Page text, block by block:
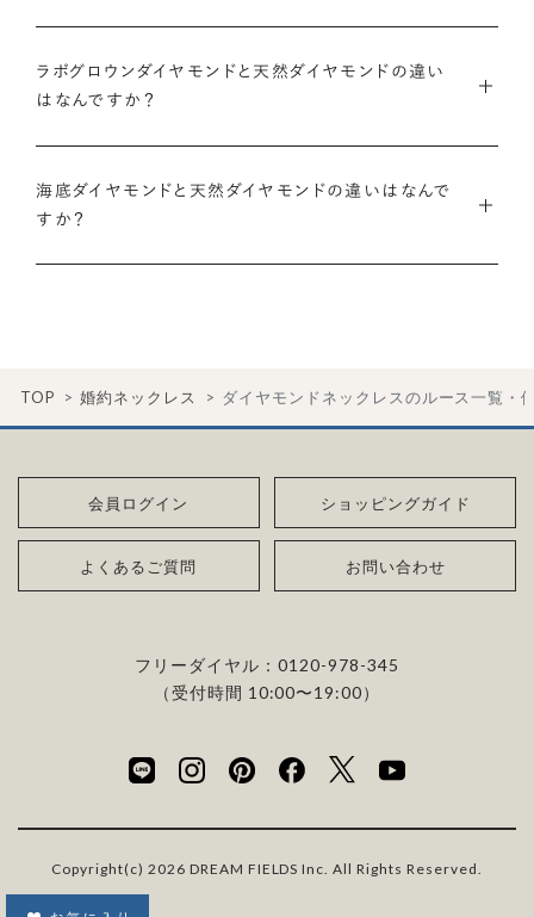
ロポーズを叶えるために、オリジナルのギフトボックスの『サプ
※商品の種類や状態などにより、サービスを承れない場合がご
ざいます。予めご了承ください
アフターサービスについて
・業界の当たり前にとらわれない適正価格と透明性
を実現。一石ごとの価格・品質情報もすべて公開しています。
・婚約指輪・婚約ネックレスに留める一石を自分で選べる
も納得するあなただけの一石を探し婚約指輪・婚約ネックレス
・鑑定書が付属
婚約指輪用のすべてのダイヤモンドに、国内外の信頼性の高い
鑑定機関が発行した鑑定書が付き、品質が保証されます。
一般的にブライダルで使われる品質以上のもののみを厳選して
使用しています。輝きの違いをお楽しみください。
わたしたちのダイヤモンドについて
ドや店舗を選ぶことをおすすめします。
ことは非常に重要です。鑑定書はブランドや店舗が独自に発行
するものではなく、信頼のおける第三者鑑定機関によって発行
ダイヤモンドの品質に正解はありません。すべてにおいて最高
級の水準を求める方もいらっしゃれば、予算を最大限にいかす
ためにカラットなど特定の品質に重点を置き選びたい方もいら
っしゃいます。ブランドや店舗で扱っているダイヤモンドの品質
・希望に寄り添う提案を受けられる
を踏まえて最適な提案をしてくれる店舗を選べると、心から納得
できるダイヤモンド選びにつながります。
ラボグロウンダイヤモンドと天然ダイヤモンドの違い
はなんですか？
「生み出される環境」と「生成されるまでにかかる時間」です。
にも同じ特性を持っており、同等の輝きを放ちます。
詳しくはこちら
海底ダイヤモンドと天然ダイヤモンドの違いはなんで
すか？
海底ダイヤモンドは、環境負荷とスタッフの安全に配慮した採
希少性」が特徴です。
また海底ダイヤモンドには品質鑑定書とは別に、ダイヤモンド
の採取場所が記載された独自の証明書が付属します。
TOP 婚約ネックレス ダイヤモンドネックレスのルース一覧・
会員ログイン ショッピングガイド
よくあるご質問 お問い合わせ
フリーダイヤル：0120-978-345
（受付時間 10:00〜19:00）
Copyright(c) 2026 DREAM FIELDS Inc. All Rights Reserved.